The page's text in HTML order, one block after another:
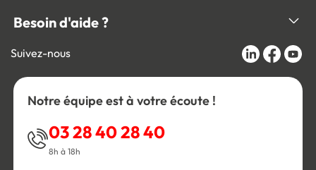
Besoin d'aide ?
Suivez-nous
Notre équipe est à votre écoute !
03 28 40 28 40
8h à 18h